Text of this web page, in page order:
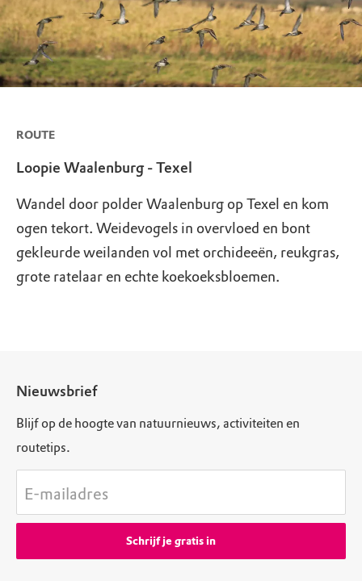
ROUTE
Loopie Waalenburg - Texel
Wandel door polder Waalenburg op Texel en kom
ogen tekort. Weidevogels in overvloed en bont
gekleurde weilanden vol met orchideeën, reukgras,
grote ratelaar en echte koekoeksbloemen.
Nieuwsbrief
Blijf op de hoogte van natuurnieuws, activiteiten en
routetips.
E-mailadres
Schrijf je gratis in